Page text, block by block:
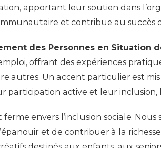
apportant leur soutien dans
et contribue au succès
des Personnes en Situation
offrant des expériences
autres. Un accent particulier est
participation active et leur
envers l’inclusion sociale.
et de contribuer à la